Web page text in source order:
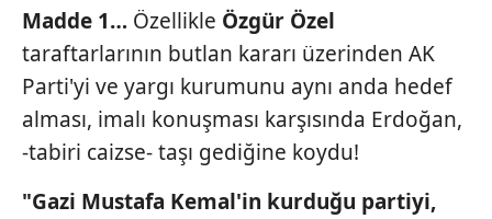
Madde 1… Özellikle Özgür Özel
taraftarlarının butlan kararı üzerinden AK
Parti'yi ve yargı kurumunu aynı anda hedef
alması, imalı konuşması karşısında Erdoğan,
-tabiri caizse- taşı gediğine koydu!
"Gazi Mustafa Kemal'in kurduğu partiyi,